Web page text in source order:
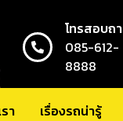
โทรสอบถ
085-612-
8888
า เรื่องรถน่ารู้